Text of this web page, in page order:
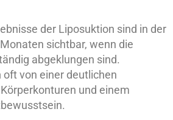
der Liposuktion sind in der
sichtbar, wenn die
abgeklungen sind.
von einer deutlichen
und einem